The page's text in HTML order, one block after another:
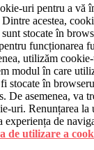
uri pentru a vă
acestea,
stocate în
funcționarea
utilizăm
modul în care
stocate în
De asemenea, va
uri. Renunțarea la
experiența de
de utilizare a